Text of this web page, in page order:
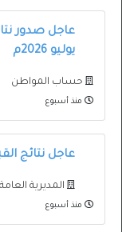
عاجل صدور
يوليو 2026م
حساب المواطن
منذ أسبوع
عاجل نتائج
المديرية
منذ أسبوع